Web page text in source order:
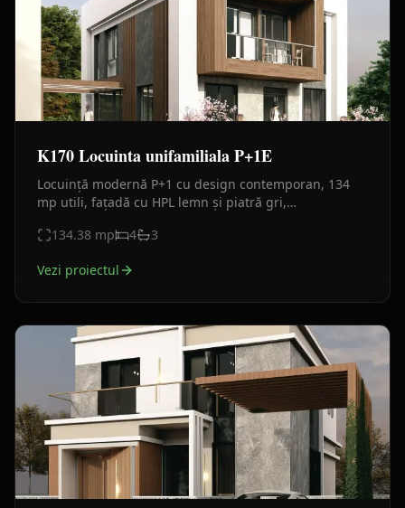
K170 Locuinta unifamiliala P+1E
Locuință modernă P+1 cu design contemporan, 134
mp utili, fațadă cu HPL lemn și piatră gri,
134.38 mp 4 3
Vezi proiectul